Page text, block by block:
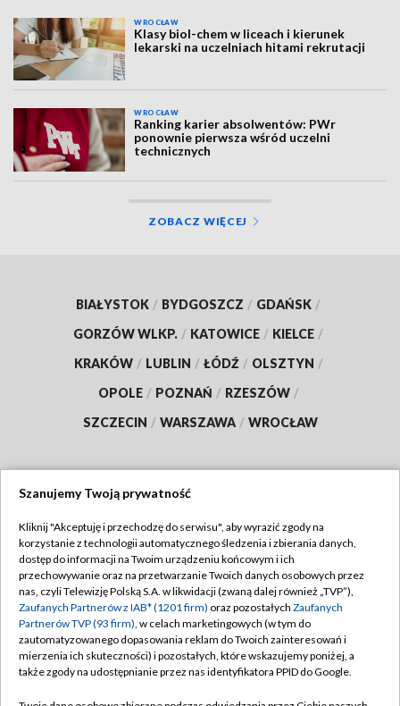
WROCŁAW
Klasy biol-chem w liceach i kierunek
lekarski na uczelniach hitami rekrutacji
WROCŁAW
Ranking karier absolwentów: PWr
ponownie pierwsza wśród uczelni
technicznych
ZOBACZ WIĘCEJ
BIAŁYSTOK / BYDGOSZCZ / GDAŃSK /
GORZÓW WLKP. / KATOWICE / KIELCE /
KRAKÓW / LUBLIN / ŁÓDŹ / OLSZTYN /
OPOLE / POZNAŃ / RZESZÓW /
SZCZECIN / WARSZAWA / WROCŁAW
TVP
Abonament TVP
Emisja w TVP
Centrum informacji TVP
Naziemna Telewizja Cyfrowa
Regulamin TVP
Polityka prywatności
Moje zgody
Pomoc
Szanujemy Twoją prywatność
Kliknij "Akceptuję i przechodzę do serwisu", aby wyrazić zgody na
korzystanie z technologii automatycznego śledzenia i zbierania danych,
dostęp do informacji na Twoim urządzeniu końcowym i ich
przechowywanie oraz na przetwarzanie Twoich danych osobowych przez
nas, czyli Telewizję Polską S.A. w likwidacji (zwaną dalej również „TVP”),
Zaufanych Partnerów z IAB* (1201 firm) oraz pozostałych Zaufanych
Partnerów TVP (93 firm), w celach marketingowych (w tym do
zautomatyzowanego dopasowania reklam do Twoich zainteresowań i
mierzenia ich skuteczności) i pozostałych, które wskazujemy poniżej, a
także zgody na udostępnianie przez nas identyfikatora PPID do Google.